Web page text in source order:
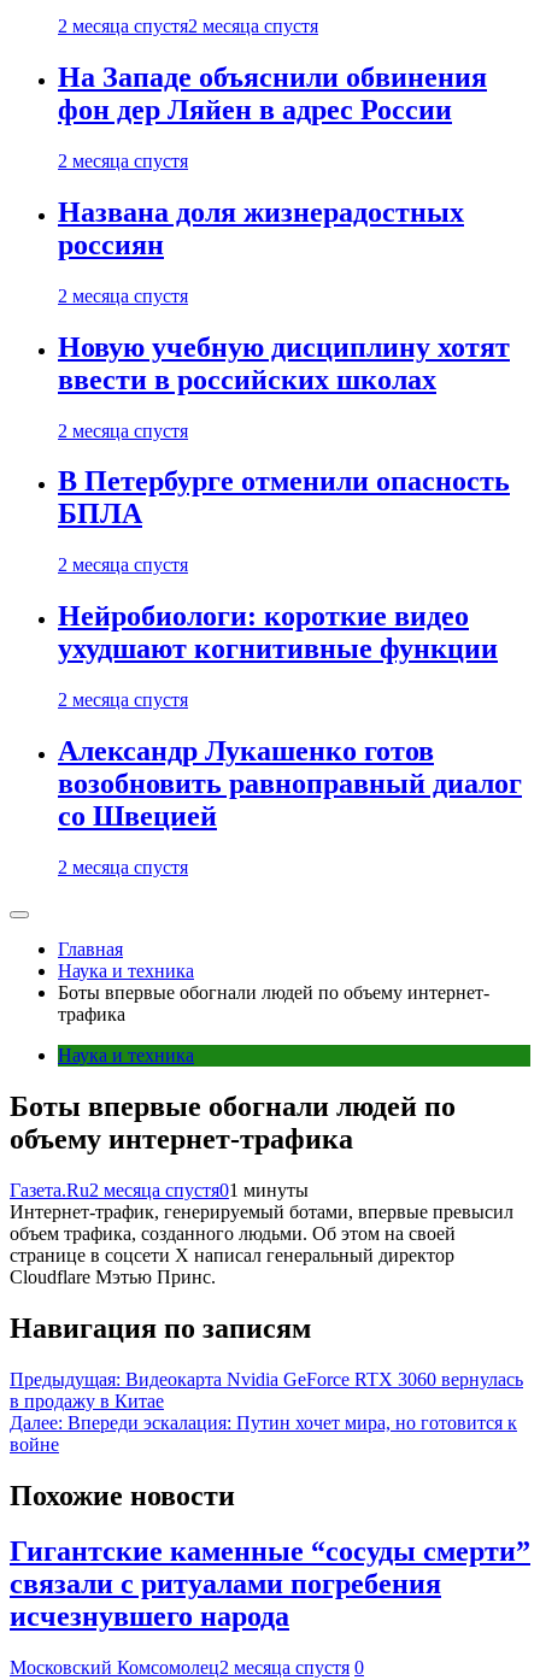
2 месяца спустя2 месяца спустя
На Западе объяснили обвинения
фон дер Ляйен в адрес России
2 месяца спустя
Названа доля жизнерадостных
россиян
2 месяца спустя
Новую учебную дисциплину хотят
ввести в российских школах
2 месяца спустя
В Петербурге отменили опасность
БПЛА
2 месяца спустя
Нейробиологи: короткие видео
ухудшают когнитивные функции
2 месяца спустя
Александр Лукашенко готов
возобновить равноправный диалог
со Швецией
2 месяца спустя
Главная
Наука и техника
Боты впервые обогнали людей по объему интернет-
трафика
Наука и техника
Боты впервые обогнали людей по
объему интернет-трафика
Газета.Ru2 месяца спустя01 минуты
Интернет‑трафик, генерируемый ботами, впервые превысил
объем трафика, созданного людьми. Об этом на своей
странице в соцсети X написал генеральный директор
Cloudflare Мэтью Принс.
Навигация по записям
Предыдущая: Видеокарта Nvidia GeForce RTX 3060 вернулась
в продажу в Китае
Далее: Впереди эскалация: Путин хочет мира, но готовится к
войне
Похожие новости
Гигантские каменные “сосуды смерти”
связали с ритуалами погребения
исчезнувшего народа
Московский Комсомолец2 месяца спустя 0